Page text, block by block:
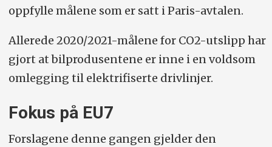
oppfylle målene som er satt i Paris-avtalen.
Allerede 2020/2021-målene for CO2-utslipp har
gjort at bilprodusentene er inne i en voldsom
omlegging til elektrifiserte drivlinjer.
Fokus på EU7
Forslagene denne gangen gjelder den